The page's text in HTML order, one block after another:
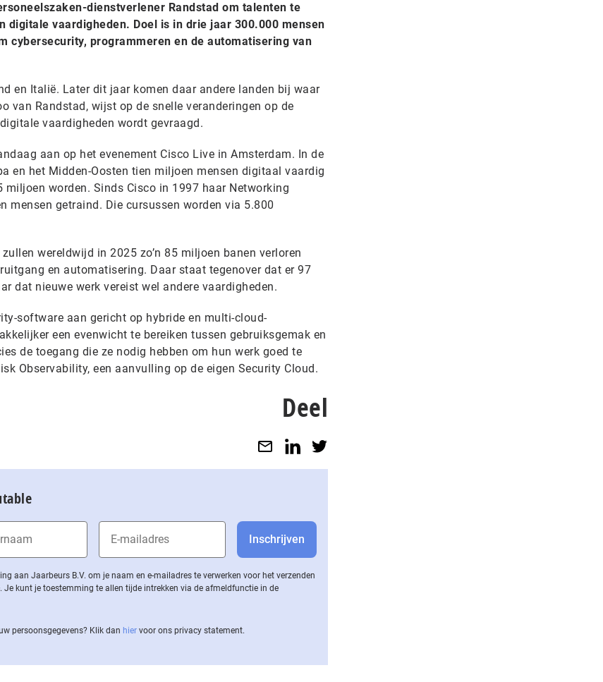
dienstverlener Randstad om talenten te
digitale vaardigheden. Doel is in drie jaar 300.000 mensen
cybersecurity, programmeren en de automatisering van
en Italië. Later dit jaar komen daar andere landen bij waar
van Randstad, wijst op de snelle veranderingen op de
vaardigheden wordt gevraagd.
aan op het evenement Cisco Live in Amsterdam. In de
en het Midden-Oosten tien miljoen mensen digitaal vaardig
miljoen worden. Sinds Cisco in 1997 haar Networking
mensen getraind. Die cursussen worden via 5.800
wereldwijd in 2025 zo’n 85 miljoen banen verloren
en automatisering. Daar staat tegenover dat er 97
dat nieuwe werk vereist wel andere vaardigheden.
software aan gericht op hybride en multi-cloud-
een evenwicht te bereiken tussen gebruiksgemak en
de toegang die ze nodig hebben om hun werk goed te
Observability, een aanvulling op de eigen Security Cloud.
Deel
aan Jaarbeurs B.V. om je naam en e-mailadres te verwerken voor het verzenden
kunt je toestemming te allen tijde intrekken via de af­meld­func­tie in de
per­soons­ge­ge­vens? Klik dan hier voor ons privacy statement.